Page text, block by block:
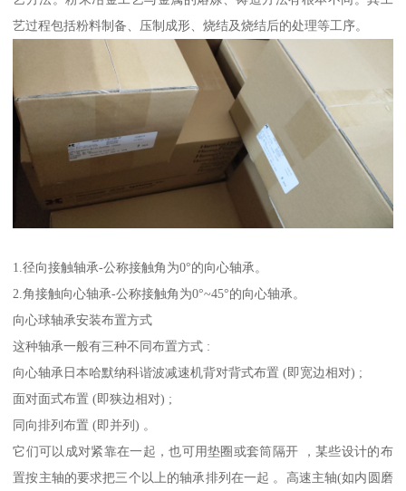
艺过程包括粉料制备、压制成形、烧结及烧结后的处理等工序。
1.径向接触轴承-公称接触角为0°的向心轴承。
2.角接触向心轴承-公称接触角为0°~45°的向心轴承。
向心球轴承安装布置方式
这种轴承一般有三种不同布置方式 :
向心轴承日本哈默纳科谐波减速机背对背式布置 (即宽边相对) ;
面对面式布置 (即狭边相对) ;
同向排列布置 (即并列) 。
它们可以成对紧靠在一起，也可用垫圈或套筒隔开 ，某些设计的布
置按主轴的要求把三个以上的轴承排列在一起 。高速主轴(如内圆磨